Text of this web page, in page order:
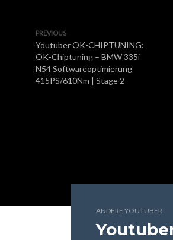
PREVIOUS
Youtuber OK-CHIPTUNING:
OK-Chiptuning – BMW 335i
N54 Softwareoptimierung
415PS/610Nm | Stage 2
ANDERE YOUTUBER